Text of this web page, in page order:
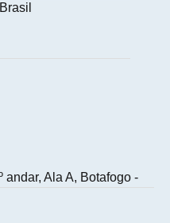
andar, Ala A, Botafogo -